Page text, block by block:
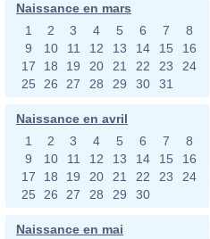
Naissance en mars
1
2 3 4 5 6 7
8
9
10 11 12 13 14 15
16
17
18 19 20 21 22 23
24
25
26 27 28 29 30 31
Naissance en avril
1
2 3 4 5 6 7
8
9
10 11 12 13 14 15
16
17
18 19 20 21 22 23
24
25
26 27 28 29 30
Naissance en mai